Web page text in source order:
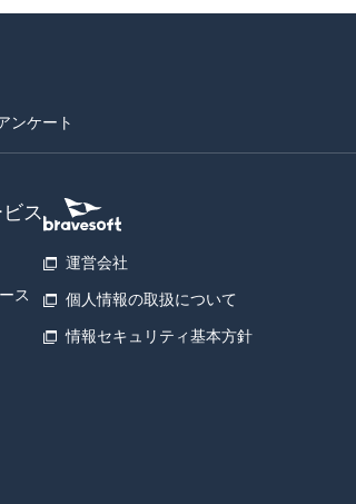
ンケート
ス
ス
運営会社
個人情報の取扱について
情報セキュリティ基本方針